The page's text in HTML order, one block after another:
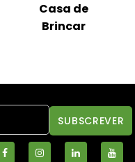
Casa de
Brincar